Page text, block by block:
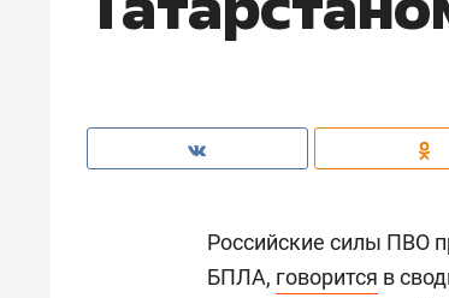
Российские силы ПВО
БПЛА, говорится в